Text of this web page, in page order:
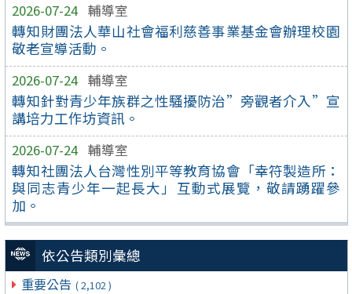
2026-07-24 輔導室
轉知財團法人華山社會福利慈善事業基金會辦理校園
敬老宣導活動。
2026-07-24 輔導室
轉知針對青少年族群之性騷擾防治”旁觀者介入”宣
講培力工作坊資訊。
2026-07-24 輔導室
轉知社團法人台灣性別平等教育協會「幸符製造所：
與同志青少年一起長大」互動式展覽，敬請踴躍參
加。
依公告類別彙總
重要公告 ( 2,102 )